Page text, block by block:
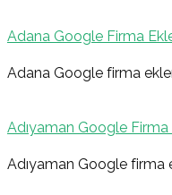
Adana Google Firma
Adana Google firma
Adıyaman Google
Adıyaman Google firma
Yazı